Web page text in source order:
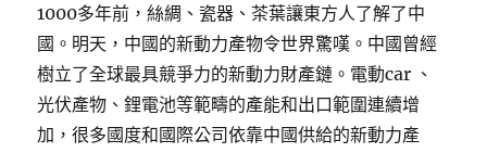
1000多年前，絲綢、瓷器、茶葉讓東方人了解了中
國。明天，中國的新動力產物令世界驚嘆。中國曾經
樹立了全球最具競爭力的新動力財產鏈。電動car 、
光伏產物、鋰電池等範疇的產能和出口範圍連續增
加，很多國度和國際公司依靠中國供給的新動力產